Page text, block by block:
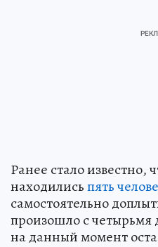
Ранее стало известно,
находилисьпять
самостоятельно
произошло с
на данный момент